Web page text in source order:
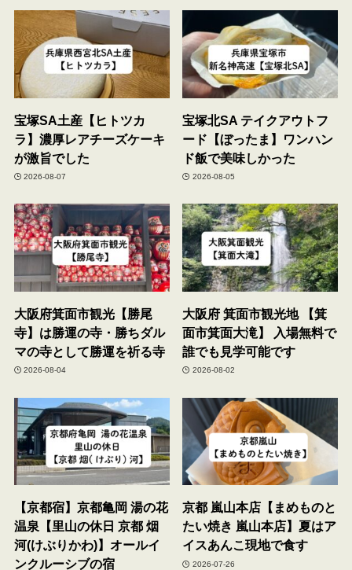
宝塚SA土産【ヒトツカ
ラ】濃厚レアチーズケーキ
が激旨でした
2026-08-07
宝塚北SA テイクアウトフ
ード【ぼったま】ワンハン
ド飯で美味しかった
2026-08-05
大阪府箕面市観光【勝尾
寺】は勝運の寺・勝ちダル
マの寺として勝運を祈る寺
2026-08-04
大阪府 箕面市観光地 【箕
面市箕面大滝】 入場無料で
誰でも見学可能です
2026-08-02
【京都宿】京都亀岡 湯の花
温泉【里山の休日 京都 烟
河(けぶりかわ)】オールイ
ンクルーシブの宿
京都 嵐山本店【まめものと
たい焼き 嵐山本店】夏はア
イスあんこ現地で食す
2026-07-26